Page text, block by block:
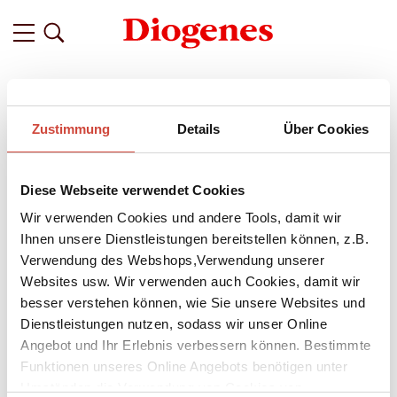
Zustimmung Details Über Cookies
Diese Webseite verwendet Cookies
Wir verwenden Cookies und andere Tools, damit wir
Ihnen unsere Dienstleistungen bereitstellen können, z.B.
Verwendung des Webshops,Verwendung unserer
Websites usw. Wir verwenden auch Cookies, damit wir
besser verstehen können, wie Sie unsere Websites und
Dienstleistungen nutzen, sodass wir unser Online
Angebot und Ihr Erlebnis verbessern können. Bestimmte
Funktionen unseres Online Angebots benötigen unter
Related Featured
vor 7 Jahren
»Eine Gratwanderung zwischen
unbarmherziger Realität und
überbordender Phantasie« –
Kenneth Bonert über seinen neuen
Roman ›Der Anfang einer Zukunft‹
Martin Helger, 16, mogelt sich durch eine jüdische Eliteschule
in Johannesburg, die sein im Schrotthandel reich gewordener
Vater Isaac finanziert, während sein Bruder Marcus gegen